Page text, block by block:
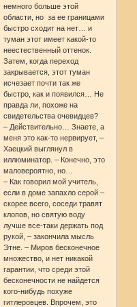
немного больше этой
области, но за ее границами
быстро сходит на нет… и
туман этот имеет какой-то
неестественный оттенок.
Затем, когда переход
закрывается, этот туман
исчезает почти так же
быстро, как и появился… Не
правда ли, похоже на
свидетельства очевидцев?
– Действительно… Знаете, а
меня это как-то нервирует, –
Хаецкий выглянул в
иллюминатор. – Конечно, это
маловероятно, но…
– Как говорил мой учитель,
если в доме запахло серой –
скорее всего, соседи травят
клопов, но святую воду
лучше все-таки держать под
рукой, – закончила мысль
Этне. – Миров бесконечное
множество, и нет никакой
гарантии, что среди этой
бесконечности не найдется
кого-нибудь похуже
гитлеровцев. Впрочем, это